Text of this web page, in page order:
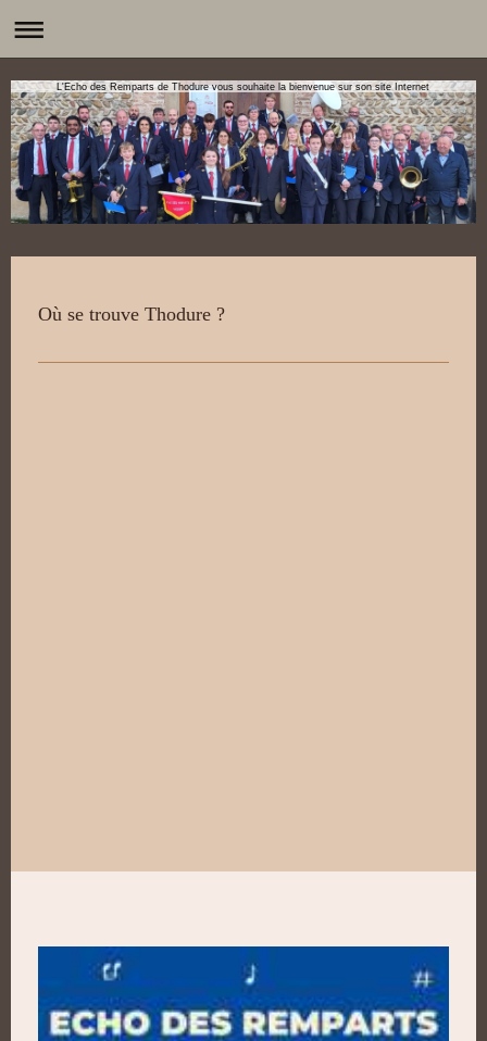
L'Echo des Remparts de Thodure vous souhaite la bienvenue sur son site Internet
Où se trouve Thodure ?